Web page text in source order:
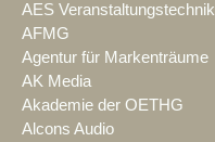
AES Veranstaltungstechnik
AFMG
Agentur für Markenträume
AK Media
Akademie der OETHG
Alcons Audio